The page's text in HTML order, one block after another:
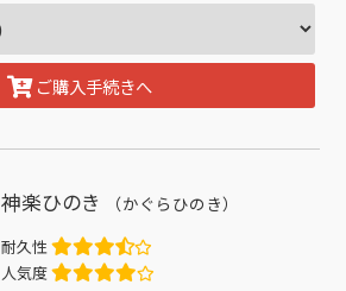
ご購入手続きへ
神楽ひのき （かぐらひのき）
耐久性
人気度